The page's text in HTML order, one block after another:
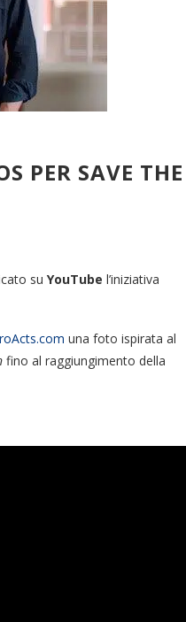
PER SAVE THE
su YouTube l’iniziativa
una foto ispirata al
fino al raggiungimento della